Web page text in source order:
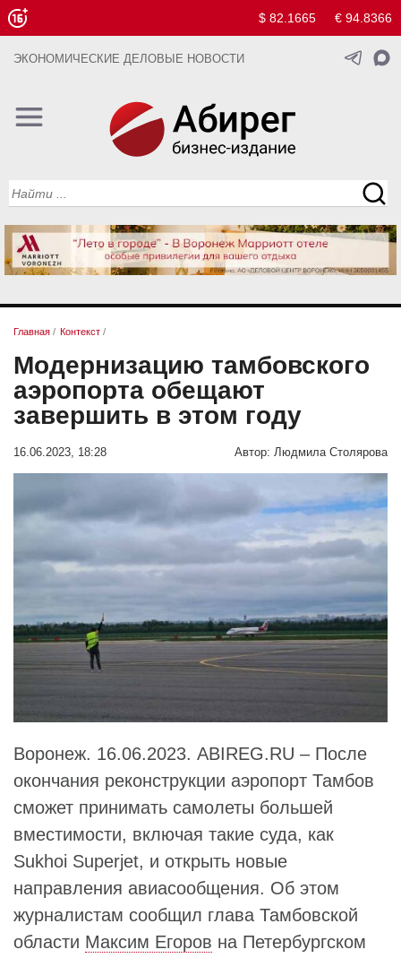
$ 82.1665 € 94.8366
ЭКОНОМИЧЕСКИЕ ДЕЛОВЫЕ НОВОСТИ
Главная / Контекст /
Модернизацию тамбовского
аэропорта обещают
завершить в этом году
16.06.2023, 18:28 Автор: Людмила Столярова
Воронеж. 16.06.2023. ABIREG.RU – После
окончания реконструкции аэропорт Тамбов
сможет принимать самолеты большей
вместимости, включая такие суда, как
Sukhoi Superjet, и открыть новые
направления авиасообщения. Об этом
журналистам сообщил глава Тамбовской
области Максим Егоров на Петербургском